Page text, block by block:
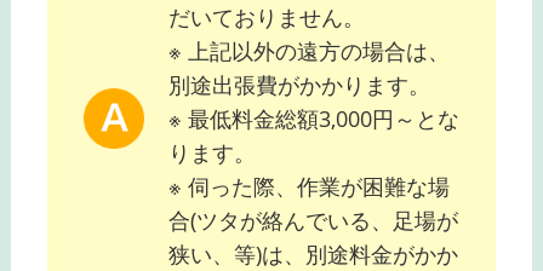
だいておりません。
※ 上記以外の遠方の場合は、
別途出張費がかかります。
※ 最低料金総額3,000円～とな
ります。
※ 伺った際、作業が困難な場
合(ツタが絡んでいる、足場が
狭い、等)は、別途料金がかか